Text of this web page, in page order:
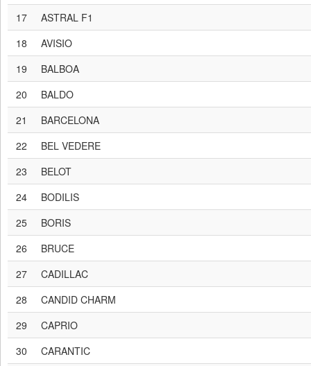
17
ASTRAL F1
18
AVISIO
19
BALBOA
20
BALDO
21
BARCELONA
22
BEL VEDERE
23
BELOT
24
BODILIS
25
BORIS
26
BRUCE
27
CADILLAC
28
CANDID CHARM
29
CAPRIO
30
CARANTIC